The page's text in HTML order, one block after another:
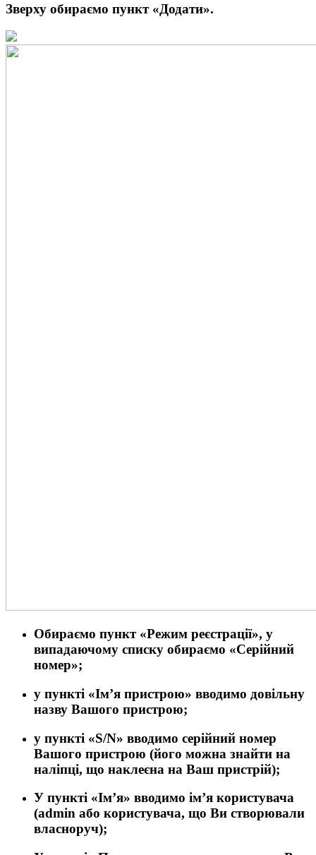
Зверху обираємо пункт «Додати».
Обираємо пункт «Режим реєстрації», у
випадаючому списку обираємо «Серійний
номер»;
у пункті «Ім’я пристрою» вводимо довільну
назву Вашого пристрою;
у пункті «S/N» вводимо серійний номер
Вашого пристрою (його можна знайти на
наліпці, що наклеєна на Ваш пристрій);
У пункті «Ім’я» вводимо ім’я користувача
(admin або користувача, що Ви створювали
власноруч);